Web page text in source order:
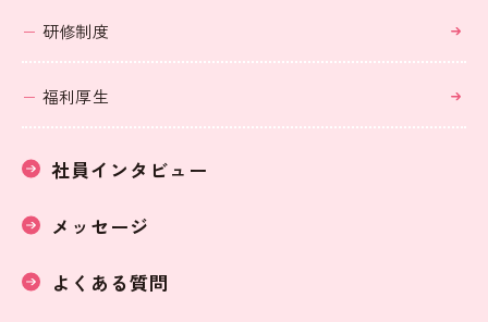
研修制度
福利厚生
社員インタビュー
メッセージ
よくある質問